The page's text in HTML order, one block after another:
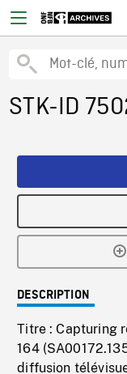
STK-ID
DESCRIPTION
Titre : Capturing
164
diffusion